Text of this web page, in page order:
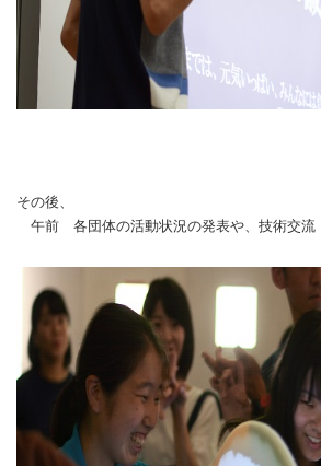
その後、
午前 各団体の活動状況の発表や、技術交流